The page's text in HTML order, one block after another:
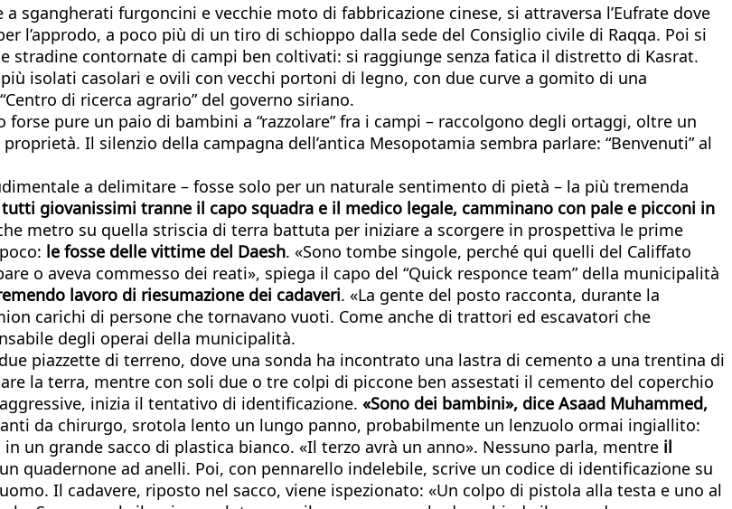
sgangherati furgoncini e vecchie moto di fabbricazione cinese, si attraversa l’Eufrate dove
l’approdo, a poco più di un tiro di schioppo dalla sede del Consiglio civile di Raqqa. Poi si
stradine contornate di campi ben coltivati: si raggiunge senza fatica il distretto di Kasrat.
isolati casolari e ovili con vecchi portoni di legno, con due curve a gomito di una
di ricerca agrario” del governo siriano.
pure un paio di bambini a “razzolare” fra i campi – raccolgono degli ortaggi, oltre un
Il silenzio della campagna dell’antica Mesopotamia sembra parlare: “Benvenuti” al
a delimitare – fosse solo per un naturale sentimento di pietà – la più tremenda
giovanissimi tranne il capo squadra e il medico legale, camminano con pale e picconi in
metro su quella striscia di terra battuta per iniziare a scorgere in prospettiva le prime
le fosse delle vittime del Daesh. «Sono tombe singole, perché qui quelli del Califfato
o aveva commesso dei reati», spiega il capo del “Quick responce team” della municipalità
lavoro di riesumazione dei cadaveri. «La gente del posto racconta, durante la
carichi di persone che tornavano vuoti. Come anche di trattori ed escavatori che
degli operai della municipalità.
piazzette di terreno, dove una sonda ha incontrato una lastra di cemento a una trentina di
la terra, mentre con soli due o tre colpi di piccone ben assestati il cemento del coperchio
inizia il tentativo di identificazione. «Sono dei bambini», dice Asaad Muhammed,
da chirurgo, srotola lento un lungo panno, probabilmente un lenzuolo ormai ingiallito:
un grande sacco di plastica bianco. «Il terzo avrà un anno». Nessuno parla, mentre il
quadernone ad anelli. Poi, con pennarello indelebile, scrive un codice di identificazione su
Il cadavere, riposto nel sacco, viene ispezionato: «Un colpo di pistola alla testa e uno al